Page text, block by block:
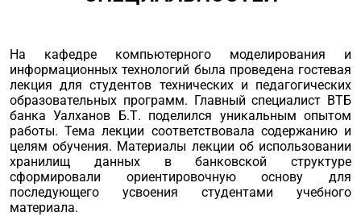
На кафедре компьютерного моделирования и
информационных технологий была проведена гостевая
лекция для студентов технических и педагогических
образовательных программ. Главный специалист ВТБ
банка Уалханов Б.Т. поделился уникальным опытом
работы. Тема лекции соответствовала содержанию и
целям обучения. Материалы лекции об использовании
хранилищ данных в банковской структуре
сформировали ориентировочную основу для
последующего усвоения студентами учебного
материала.